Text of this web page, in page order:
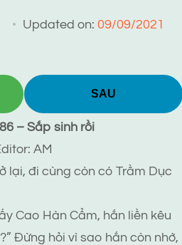
Updated on: 09/09/2021
SAU
– Sắp sinh rồi
AM
lại, đi cùng còn có Trầm Dục
Cao Hàn Cẩm, hắn liền kêu
Đừng hỏi vì sao hắn còn nhớ,